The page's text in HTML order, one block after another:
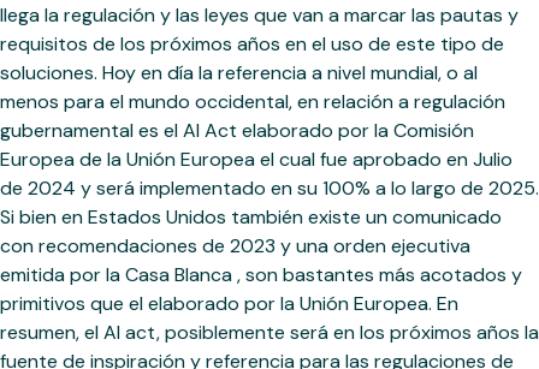
llega la regulación y las leyes que van a marcar las pautas y
requisitos de los próximos años en el uso de este tipo de
soluciones. Hoy en día la referencia a nivel mundial, o al
menos para el mundo occidental, en relación a regulación
gubernamental es el AI Act elaborado por la Comisión
Europea de la Unión Europea el cual fue aprobado en Julio
de 2024 y será implementado en su 100% a lo largo de 2025.
Si bien en Estados Unidos también existe un comunicado
con recomendaciones de 2023 y una orden ejecutiva
emitida por la Casa Blanca , son bastantes más acotados y
primitivos que el elaborado por la Unión Europea. En
resumen, el AI act, posiblemente será en los próximos años la
fuente de inspiración y referencia para las regulaciones de